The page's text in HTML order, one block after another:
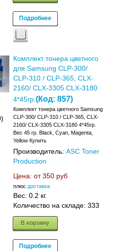
Подробнее
Комплект тонера цветного
для Samsung CLP-300/
CLP-310 / CLP-365, CLX-
2160/ CLX-3305 CLX-3180
4*45гр.(Код: 857)
Комплект тонера цветного Samsung
CLP-300/ CLP-310 / CLP-365, CLX-
2160/ CLX-3305 CLX-3180 4*45гр.
Вес 45 гр. Black, Cyan, Magenta,
Yellow Купить
Производитель: ASC Toner
Production
Цена: от 350 руб
плюс доставка
Вес: 0.2 кг.
Количество на складе: 333
В корзину
Подробнее